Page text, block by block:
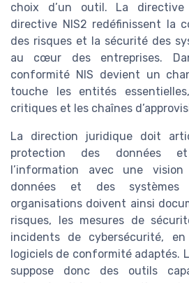
choix d’un outil. La
directive NIS2 redéfinissent la
des risques et la sécurité des
au cœur des entreprises.
conformité NIS devient un
touche les entités
critiques et les chaînes
La direction juridique doit
protection des données
l’information avec une
données et des systèmes
organisations doivent ainsi
risques, les mesures de
incidents de cybersécurité,
logiciels de conformité adaptés.
suppose donc des outils